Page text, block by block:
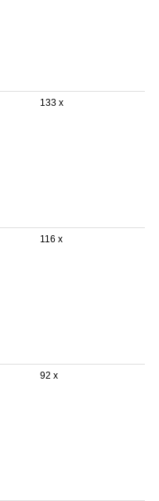
133 x
116 x
92 x